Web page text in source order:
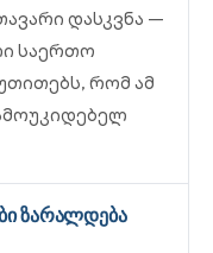
დასკვნა —
საერთო
რომ ამ
ზარალდება